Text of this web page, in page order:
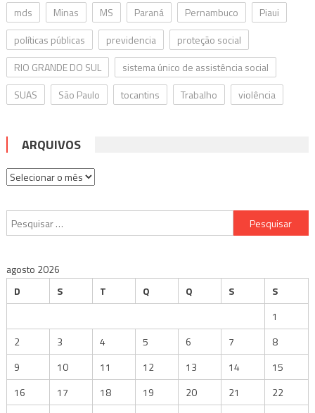
mds
Minas MS Paraná Pernambuco
Piaui
políticas públicas
previdencia
proteção social
RIO GRANDE DO SUL
sistema único de assistência social
SUAS
São Paulo tocantins Trabalho violência
ARQUIVOS
Arquivos
Pesquisar
por:
agosto 2026
D
S T Q Q S
S
1
2
3 4 5 6 7
8
9
10 11 12 13 14
15
16
17 18 19 20 21
22